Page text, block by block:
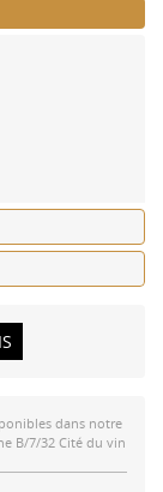
dans notre
B/7/32 Cité du vin